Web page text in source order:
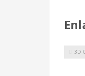
3D